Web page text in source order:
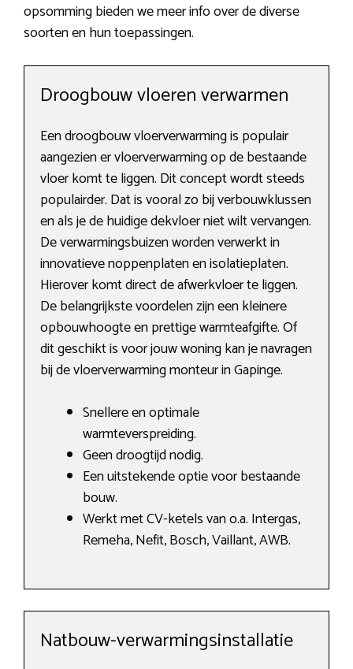
opsomming bieden we meer info over de diverse
soorten en hun toepassingen.
Droogbouw vloeren verwarmen
Een droogbouw vloerverwarming is populair
aangezien er vloerverwarming op de bestaande
vloer komt te liggen. Dit concept wordt steeds
populairder. Dat is vooral zo bij verbouwklussen
en als je de huidige dekvloer niet wilt vervangen.
De verwarmingsbuizen worden verwerkt in
innovatieve noppenplaten en isolatieplaten.
Hierover komt direct de afwerkvloer te liggen.
De belangrijkste voordelen zijn een kleinere
opbouwhoogte en prettige warmteafgifte. Of
dit geschikt is voor jouw woning kan je navragen
bij de vloerverwarming monteur in Gapinge.
Snellere en optimale
warmteverspreiding.
Geen droogtijd nodig.
Een uitstekende optie voor bestaande
bouw.
Werkt met CV-ketels van o.a. Intergas,
Remeha, Nefit, Bosch, Vaillant, AWB.
Natbouw-verwarmingsinstallatie